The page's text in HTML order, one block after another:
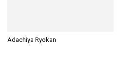
Adachiya Ryokan